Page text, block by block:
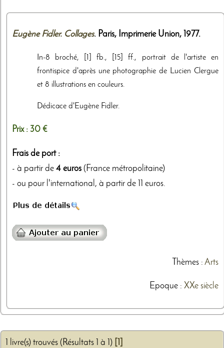
Eugène Fidler. Collages. Paris, Imprimerie Union, 1977.
In-8 broché, [1] fb., [15] ff., portrait de l'artiste en
frontispice d'après une photographie de Lucien Clergue
et 8 illustrations en couleurs.
Dédicace d'Eugène Fidler.
Prix : 30 €
Frais de port :
- à partir de 4 euros (France métropolitaine)
- ou pour l'international, à partir de 11 euros.
Thèmes: Arts
Epoque : XXe siècle
1 livre(s) trouvés (Résultats 1 à 1)